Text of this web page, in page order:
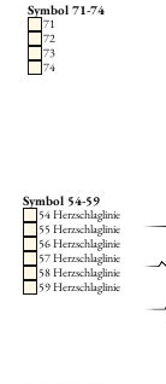
Symbol 71-74
71
72
73
74
Symbol 54-59
54 Herzschlaglinie
55 Herzschlaglinie
56 Herzschlaglinie
57 Herzschlaglinie
58 Herzschlaglinie
59 Herzschlaglinie